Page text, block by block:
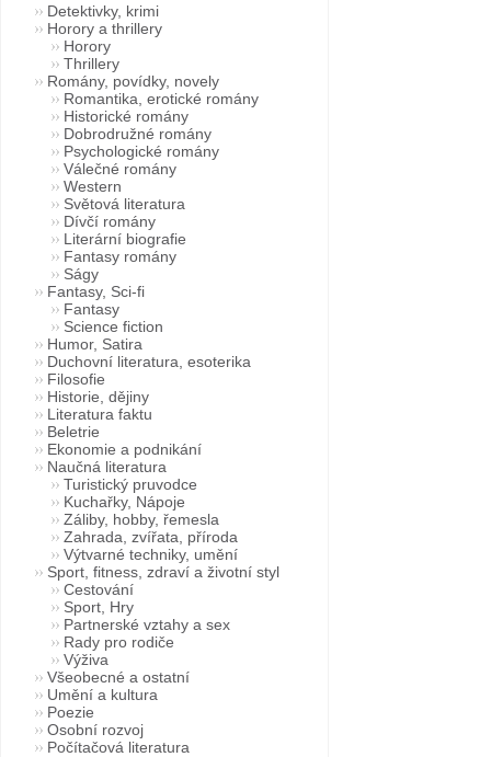
Detektivky, krimi
Horory a thrillery
Horory
Thrillery
Romány, povídky, novely
Romantika, erotické romány
Historické romány
Dobrodružné romány
Psychologické romány
Válečné romány
Western
Světová literatura
Dívčí romány
Literární biografie
Fantasy romány
Ságy
Fantasy, Sci-fi
Fantasy
Science fiction
Humor, Satira
Duchovní literatura, esoterika
Filosofie
Historie, dějiny
Literatura faktu
Beletrie
Ekonomie a podnikání
Naučná literatura
Turistický pruvodce
Kuchařky, Nápoje
Záliby, hobby, řemesla
Zahrada, zvířata, příroda
Výtvarné techniky, umění
Sport, fitness, zdraví a životní styl
Cestování
Sport, Hry
Partnerské vztahy a sex
Rady pro rodiče
Výživa
Všeobecné a ostatní
Umění a kultura
Poezie
Osobní rozvoj
Počítačová literatura